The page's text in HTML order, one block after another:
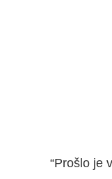
“Prošlo je